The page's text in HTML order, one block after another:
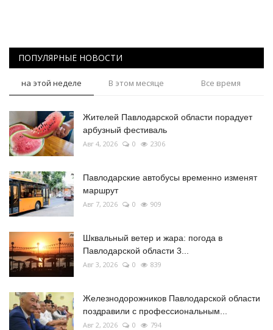
Қазақша Русский
ПОПУЛЯРНЫЕ НОВОСТИ
на этой неделе В этом месяце Все время
Жителей Павлодарской области порадует
арбузный фестиваль
Авг 4, 2026 0 2306
Павлодарские автобусы временно изменят
маршрут
Авг 7, 2026 0 909
Шквальный ветер и жара: погода в
Павлодарской области 3...
Авг 3, 2026 0 839
Железнодорожников Павлодарской области
поздравили с профессиональным...
Авг 2, 2026 0 794